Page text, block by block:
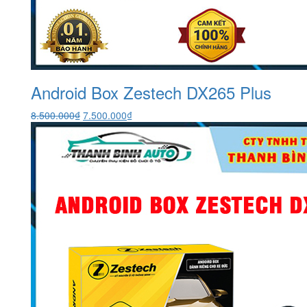
Android Box Zestech DX265 Plus
8.500.000₫ Giá
gốc
là:
8.500.000₫.
7.500.000₫Giá
hiện
tại
là: